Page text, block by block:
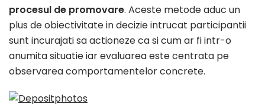
procesul de promovare. Aceste metode aduc un
plus de obiectivitate in decizie intrucat participantii
sunt incurajati sa actioneze ca si cum ar fi intr-o
anumita situatie iar evaluarea este centrata pe
observarea comportamentelor concrete.